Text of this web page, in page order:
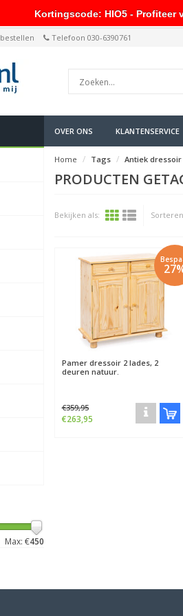
bestellen Telefoon 030-6390761
OVER ONS KLANTENSERVICE
Max: €450
Home Tags Antiek dressoir
PRODUCTEN
Bekijken als:
Pamer dressoir 2 lades, 2
deuren natuur.
€359,95
€263,95
Kortingscode: HIO5 - Profiteer